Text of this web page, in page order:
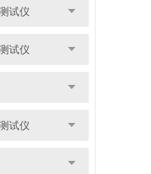
试仪
试仪
试仪